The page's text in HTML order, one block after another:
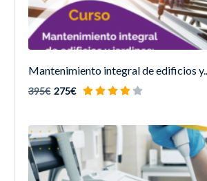
Mantenimiento integral de edificios y...
395€ 275€